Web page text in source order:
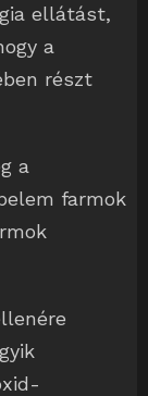
ellátást,
a
részt
a
farmok